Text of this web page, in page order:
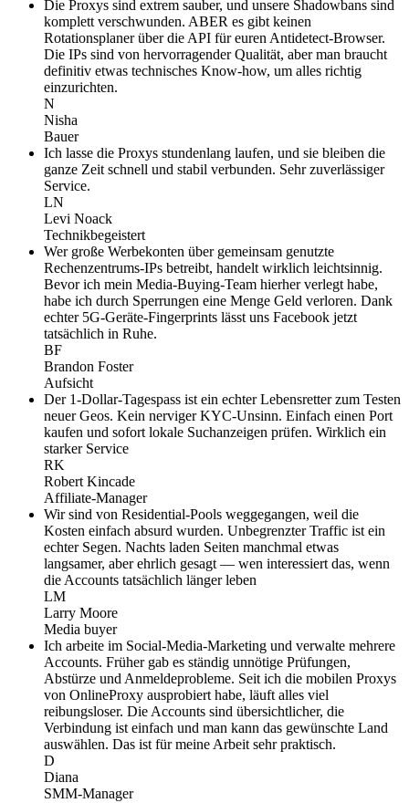
Die Proxys sind extrem sauber, und unsere Shadowbans sind
komplett verschwunden. ABER es gibt keinen
Rotationsplaner über die API für euren Antidetect-Browser.
Die IPs sind von hervorragender Qualität, aber man braucht
definitiv etwas technisches Know-how, um alles richtig
einzurichten.
N
Nisha
Bauer
Ich lasse die Proxys stundenlang laufen, und sie bleiben die
ganze Zeit schnell und stabil verbunden. Sehr zuverlässiger
Service.
LN
Levi Noack
Technikbegeistert
Wer große Werbekonten über gemeinsam genutzte
Rechenzentrums-IPs betreibt, handelt wirklich leichtsinnig.
Bevor ich mein Media-Buying-Team hierher verlegt habe,
habe ich durch Sperrungen eine Menge Geld verloren. Dank
echter 5G-Geräte-Fingerprints lässt uns Facebook jetzt
tatsächlich in Ruhe.
BF
Brandon Foster
Aufsicht
Der 1-Dollar-Tagespass ist ein echter Lebensretter zum Testen
neuer Geos. Kein nerviger KYC-Unsinn. Einfach einen Port
kaufen und sofort lokale Suchanzeigen prüfen. Wirklich ein
starker Service
RK
Robert Kincade
Affiliate-Manager
Wir sind von Residential-Pools weggegangen, weil die
Kosten einfach absurd wurden. Unbegrenzter Traffic ist ein
echter Segen. Nachts laden Seiten manchmal etwas
langsamer, aber ehrlich gesagt — wen interessiert das, wenn
die Accounts tatsächlich länger leben
LM
Larry Moore
Media buyer
Ich arbeite im Social-Media-Marketing und verwalte mehrere
Accounts. Früher gab es ständig unnötige Prüfungen,
Abstürze und Anmeldeprobleme. Seit ich die mobilen Proxys
von OnlineProxy ausprobiert habe, läuft alles viel
reibungsloser. Die Accounts sind übersichtlicher, die
Verbindung ist einfach und man kann das gewünschte Land
auswählen. Das ist für meine Arbeit sehr praktisch.
D
Diana
SMM-Manager